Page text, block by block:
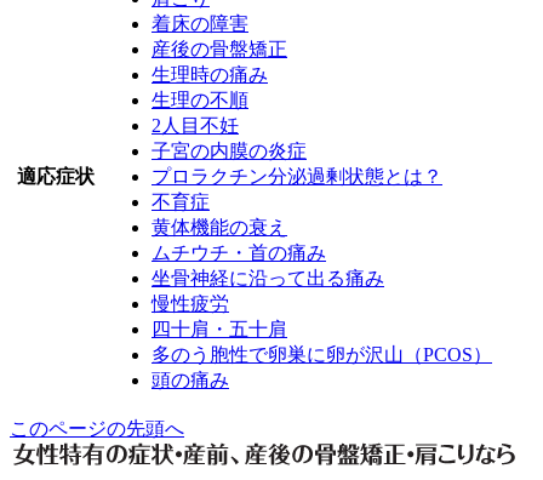
適応症状
着床の障害
産後の骨盤矯正
生理時の痛み
生理の不順
2人目不妊
子宮の内膜の炎症
プロラクチン分泌過剰状態とは？
不育症
黄体機能の衰え
ムチウチ・首の痛み
坐骨神経に沿って出る痛み
慢性疲労
四十肩・五十肩
多のう胞性で卵巣に卵が沢山（PCOS）
頭の痛み
このページの先頭へ